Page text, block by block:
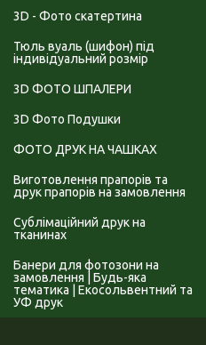
3D - Фото скатертина
Тюль вуаль (шифон) під
індивідуальний розмір
3D ФОТО ШПАЛЕРИ
3D Фото Подушки
ФОТО ДРУК НА ЧАШКАХ
Виготовлення прапорів та
друк прапорів на замовлення
Сублімаційний друк на
тканинах
Банери для фотозони на
замовлення | Будь-яка
тематика | Екосольвентний та
УФ друк